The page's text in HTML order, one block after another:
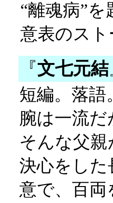
“離魂病”
意表のス
『文七元結
短編。落語
腕は一流
そんな父
決心をした
意で、百両